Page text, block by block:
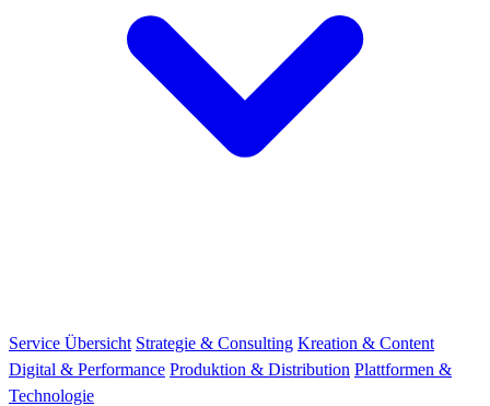
Service Übersicht Strategie & Consulting Kreation & Content
Digital & Performance Produktion & Distribution Plattformen &
Technologie